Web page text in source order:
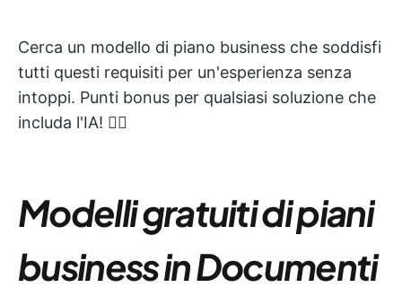
Cerca un modello di piano business che soddisfi
tutti questi requisiti per un'esperienza senza
intoppi. Punti bonus per qualsiasi soluzione che
includa l'IA! 👇🏼
Modelli gratuiti di piani
business in Documenti